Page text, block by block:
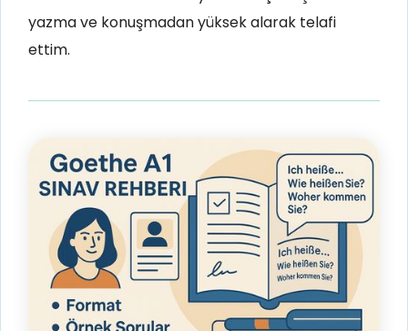
yazma ve konuşmadan yüksek alarak telafi
ettim.